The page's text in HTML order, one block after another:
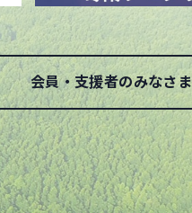
会員・支援者のみなさま